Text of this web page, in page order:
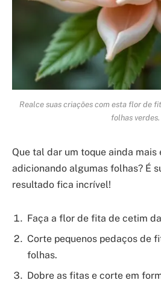
Realce suas criações com esta flor de
folhas verdes.
Que tal dar um toque ainda mais
adicionando algumas folhas? É
resultado fica incrível!
Faça a flor de fita de cetim
Corte pequenos pedaços de
folhas.
Dobre as fitas e corte em